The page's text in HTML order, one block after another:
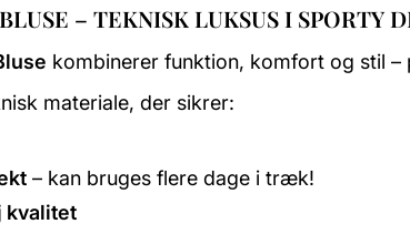
– TEKNISK LUKSUS I SPORTY
kombinerer funktion, komfort og stil
materiale, der sikrer:
– kan bruges flere dage i træk!
kvalitet